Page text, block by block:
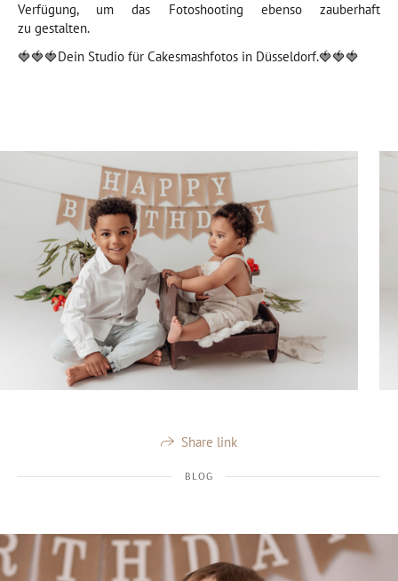
Verfügung, um das Fotoshooting ebenso zauberhaft
zu gestalten.
🍓🍓🍓Dein Studio für Cakesmashfotos in Düsseldorf.🍓🍓🍓
Share link
BLOG